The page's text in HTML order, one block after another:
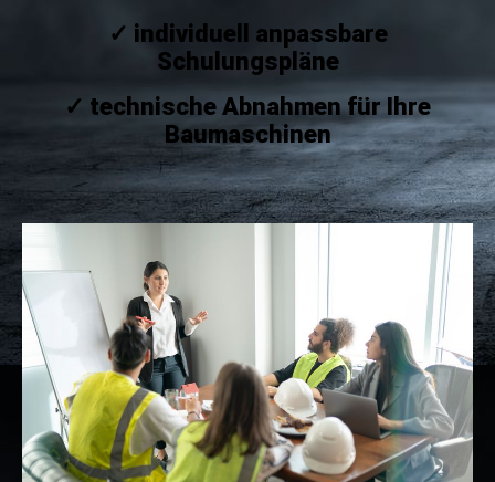
✓ individuell anpassbare
Schulungspläne
✓ technische Abnahmen für Ihre
Baumaschinen